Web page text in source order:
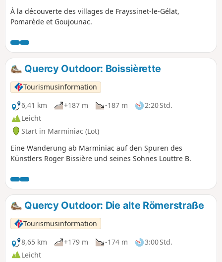
À la découverte des villages de Frayssinet-le-Gélat,
Pomarède et Goujounac.
Quercy Outdoor: Boissièrette
Tourismusinformation
6,41 km
+187 m -187 m
2:20 Std.
Leicht
Start in Marminiac (Lot)
Eine Wanderung ab Marminiac auf den Spuren des
Künstlers Roger Bissière und seines Sohnes Louttre B.
Quercy Outdoor: Die alte Römerstraße
Tourismusinformation
8,65 km
+179 m -174 m
3:00 Std.
Leicht